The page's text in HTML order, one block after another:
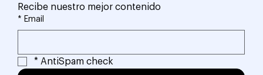
Recibe nuestro mejor contenido
* Email
* AntiSpam check